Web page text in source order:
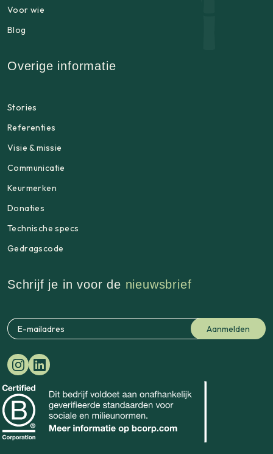
Voor wie
Blog
Overige informatie
Stories
Referenties
Visie & missie
Communicatie
Keurmerken
Donaties
Technische specs
Gedragscode
Schrijf je in voor de nieuwsbrief